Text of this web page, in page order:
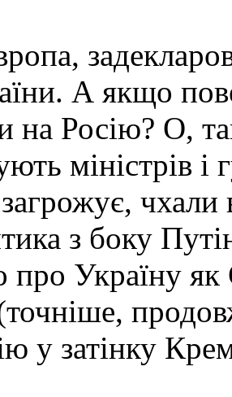
А якщо
на Росію? О,
міністрів і
з боку
про Україну
у затінку